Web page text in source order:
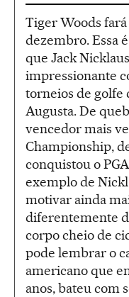
Tiger Woods fará
dezembro. Essa
que Jack
impressionante
torneios de golfe
Augusta. De
vencedor mais
Championship,
conquistou o
exemplo de
motivar ainda
diferentemente
corpo cheio de
pode lembrar o
americano que
anos, bateu com